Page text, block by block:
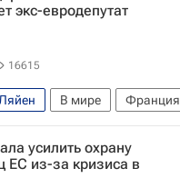
экс-евродепутат
16615
В мире
Франция
Эммануэль Макрон
Евросоюз
усилить охрану
ЕС из-за кризиса в